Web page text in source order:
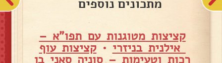
מתכונים נוספים
קציצות מטוגנות עם תפו"א –
אילנית בניזרי •קציצות עוף
רכות וטעימות – סוניה סאני בן